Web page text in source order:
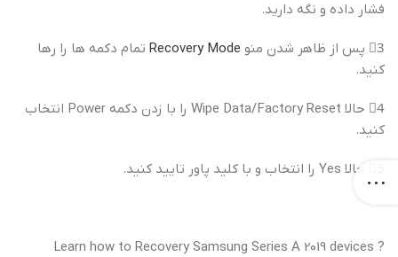
فشار داده و نگه دارید.
3⃣ پس از ظاهر شدن منو Recovery Mode تمام دکمه ها را رها
کنید.
4⃣ حالا Wipe Data/Factory Reset را با زدن دکمه Power انتخاب
کنید.
? Learn how to Recovery Samsung Series A 2019 devices